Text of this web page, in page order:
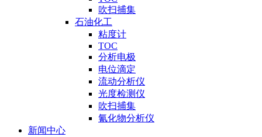
吹扫捕集
石油化工
粘度计
TOC
分析电极
电位滴定
流动分析仪
光度检测仪
吹扫捕集
氰化物分析仪
新闻中心